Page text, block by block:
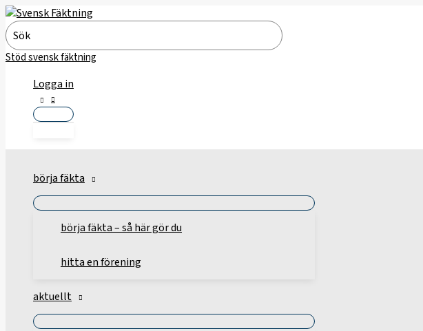
Hoppa
till
innehåll
Search
for:
Stöd svensk fäktning
Logga in
börja fäkta
börja fäkta – så här gör du
hitta en förening
aktuellt